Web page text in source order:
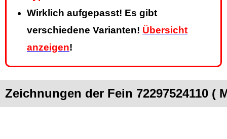
Wirklich aufgepasst! Es gibt
verschiedene Varianten! Übersicht
anzeigen!
Zeichnungen der Fein 72297524110 (